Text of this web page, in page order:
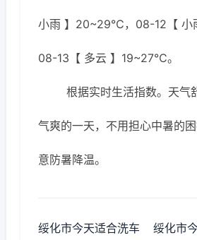
小雨 】20~29℃，08-12【 小
08-13【 多云 】19~27℃。
根据实时生活指数。天气
气爽的一天，不用担心中暑的
意防暑降温。
绥化市今天适合洗车 绥化市